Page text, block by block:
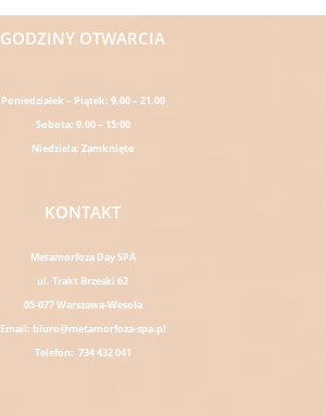
GODZINY OTWARCIA
Poniedziałek – Piątek: 9.00 – 21.00
Sobota: 9.00 – 15:00
Niedziela: Zamknięte
KONTAKT
Metamorfoza Day SPA
ul. Trakt Brzeski 62
05-077 Warszawa-Wesoła
Email: biuro@metamorfoza-spa.pl
Telefon: 734 432 041